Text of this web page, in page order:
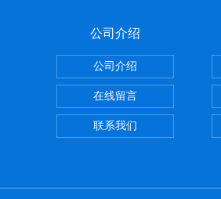
公司介绍
公司介绍
在线留言
联系我们